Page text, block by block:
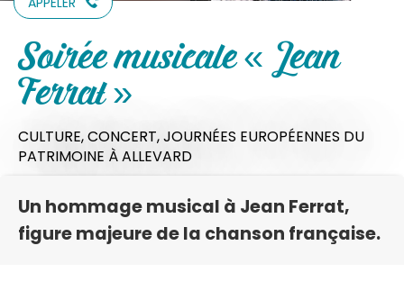
Soirée musicale « Jean
Ferrat »
CULTURE,CONCERT,JOURNÉES EUROPÉENNES DU
PATRIMOINE À ALLEVARD
Un hommage musical à Jean Ferrat,
figure majeure de la chanson française.